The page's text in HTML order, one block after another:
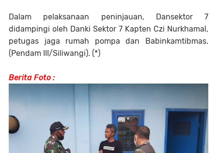
Dalam pelaksanaan peninjauan, Dansektor 7
didampingi oleh Danki Sektor 7 Kapten Czi Nurkhamal,
petugas jaga rumah pompa dan Babinkamtibmas.
(Pendam III/Siliwangi). (*)
Berita Foto :